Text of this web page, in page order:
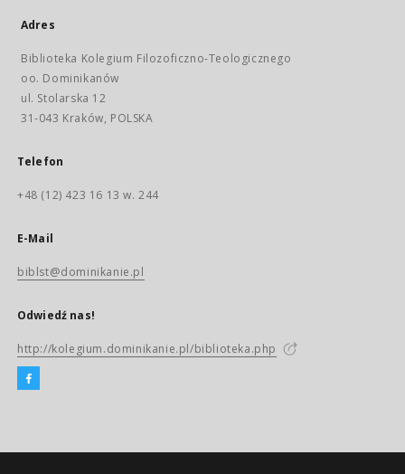
Adres
Biblioteka Kolegium Filozoficzno-Teologicznego
oo. Dominikanów
ul. Stolarska 12
31-043 Kraków, POLSKA
Telefon
+48 (12) 423 16 13 w. 244
E-Mail
biblst@dominikanie.pl
Odwiedź nas!
http://kolegium.dominikanie.pl/biblioteka.php